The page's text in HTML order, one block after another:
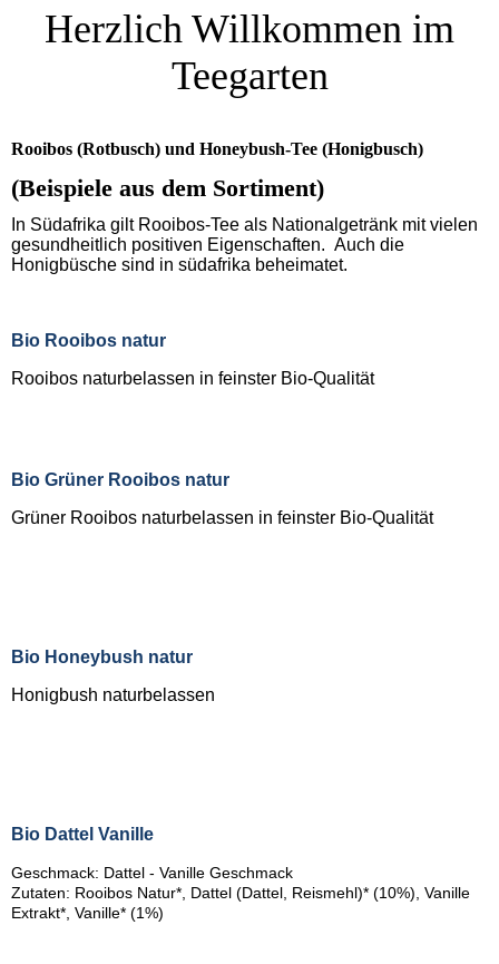
Herzlich Willkommen im
Teegarten
Rooibos (Rotbusch) und Honeybush-Tee (Honigbusch)
(Beispiele aus dem Sortiment)
In Südafrika gilt Rooibos-Tee als Nationalgetränk mit vielen
gesundheitlich positiven Eigenschaften. Auch die
Honigbüsche sind in südafrika beheimatet.
Bio Rooibos natur
Rooibos naturbelassen in feinster Bio-Qualität
Bio Grüner Rooibos natur
Grüner Rooibos naturbelassen in feinster Bio-Qualität
Bio Honeybush natur
Honigbush naturbelassen
Bio Dattel Vanille
Geschmack: Dattel - Vanille Geschmack
Zutaten: Rooibos Natur*, Dattel (Dattel, Reismehl)* (10%), Vanille
Extrakt*, Vanille* (1%)